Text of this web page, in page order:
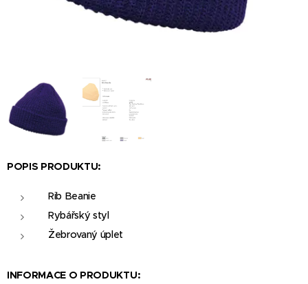
POPIS PRODUKTU:
Rib Beanie
Rybářský styl
Žebrovaný úplet
INFORMACE O PRODUKTU: